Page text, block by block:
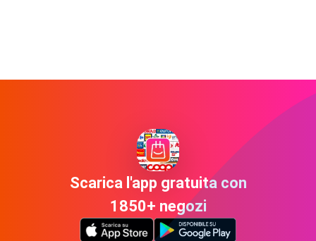
Scarica l'app gratuita con
1850+ negozi